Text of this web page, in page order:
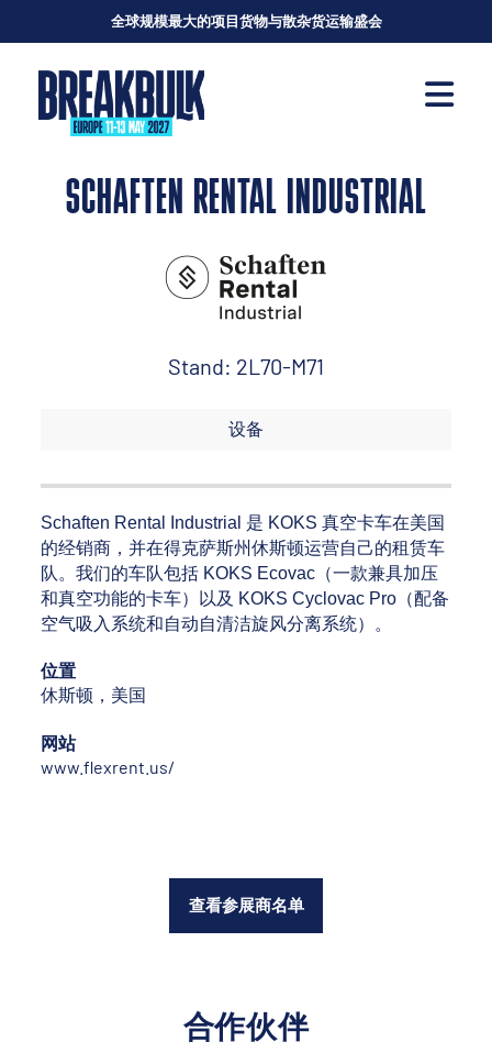
全球规模最大的项目货物与散杂货运输盛会
SCHAFTEN RENTAL INDUSTRIAL
Stand: 2L70-M71
设备
Schaften Rental Industrial 是 KOKS 真空卡车在美国
的经销商，并在得克萨斯州休斯顿运营自己的租赁车
队。我们的车队包括 KOKS Ecovac（一款兼具加压
和真空功能的卡车）以及 KOKS Cyclovac Pro（配备
空气吸入系统和自动自清洁旋风分离系统）。
位置
休斯顿，美国
网站
www.flexrent.us/
查看参展商名单
合作伙伴